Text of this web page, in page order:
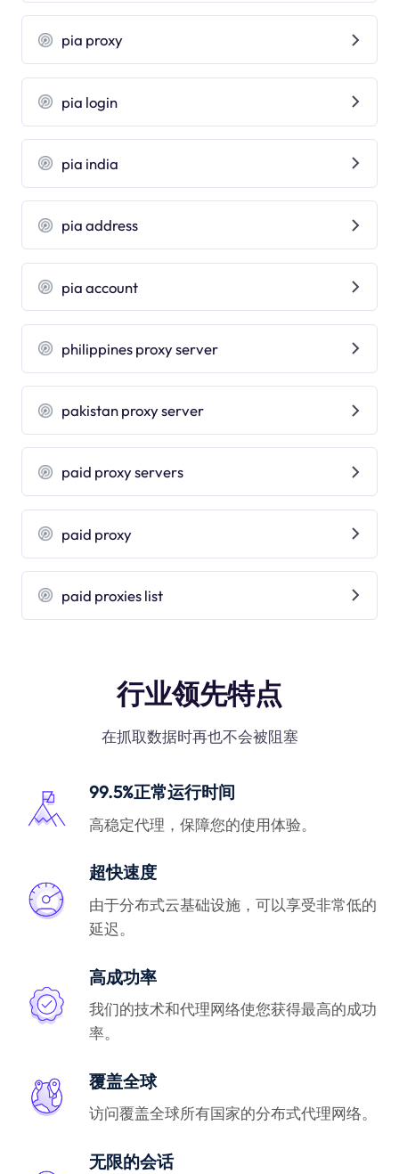
pia proxy
pia login
pia india
pia address
pia account
philippines proxy server
pakistan proxy server
paid proxy servers
paid proxy
paid proxies list
行业领先特点
在抓取数据时再也不会被阻塞
99.5%正常运行时间
高稳定代理，保障您的使用体验。
超快速度
由于分布式云基础设施，可以享受非常低的
延迟。
高成功率
我们的技术和代理网络使您获得最高的成功
率。
覆盖全球
访问覆盖全球所有国家的分布式代理网络。
无限的会话